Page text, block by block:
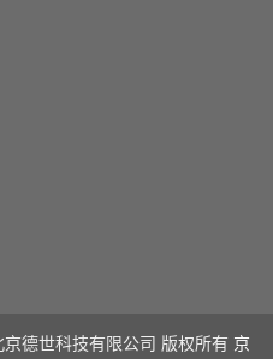
德世科技有限公司 版权所有 京